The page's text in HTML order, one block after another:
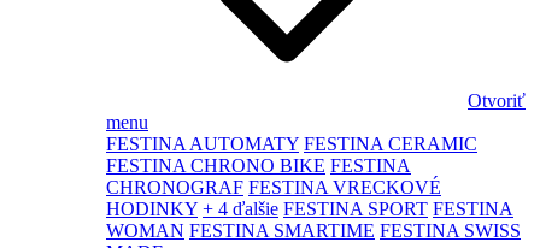
Otvoriť
menu
FESTINA AUTOMATY FESTINA CERAMIC
FESTINA CHRONO BIKE FESTINA
CHRONOGRAF FESTINA VRECKOVÉ
HODINKY + 4 ďalšie FESTINA SPORT FESTINA
WOMAN FESTINA SMARTIME FESTINA SWISS